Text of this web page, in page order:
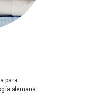
para
alemana